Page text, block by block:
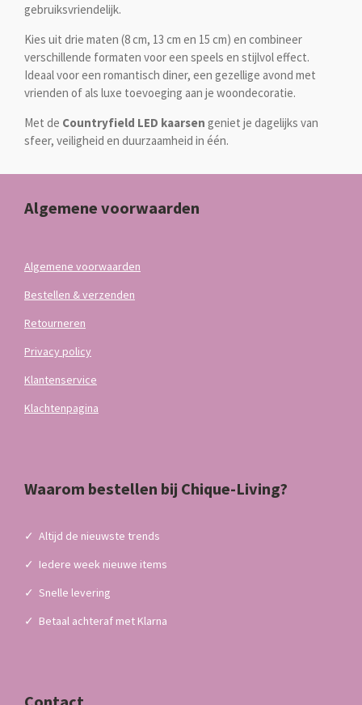
gebruiksvriendelijk.
Kies uit drie maten (8 cm, 13 cm en 15 cm) en combineer
verschillende formaten voor een speels en stijlvol effect.
Ideaal voor een romantisch diner, een gezellige avond met
vrienden of als luxe toevoeging aan je woondecoratie.
Met de Countryfield LED kaarsen geniet je dagelijks van
sfeer, veiligheid en duurzaamheid in één.
Algemene voorwaarden
Algemene voorwaarden
Bestellen & verzenden
Retourneren
Privacy policy
Klantenservice
Klachtenpagina
Waarom bestellen bij Chique-Living?
✓ Altijd de nieuwste trends
✓ Iedere week nieuwe items
✓ Snelle levering
✓ Betaal achteraf met Klarna